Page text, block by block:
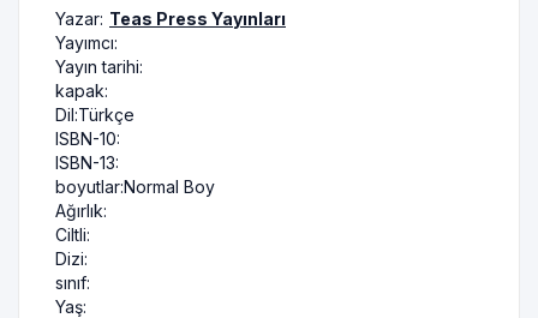
Yazar: Teas Press Yayınları
Yayımcı:
Yayın tarihi:
kapak:
Dil:Türkçe
ISBN-10:
ISBN-13:
boyutlar:Normal Boy
Ağırlık:
Ciltli:
Dizi:
sınıf:
Yaş: